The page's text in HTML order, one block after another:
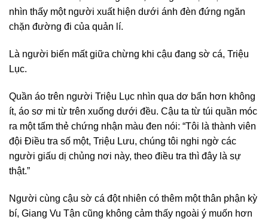
nhìn thấy một người xuất hiện dưới ánh đèn đứng ngăn
chặn đường đi của quản lí.
Là người biến mất giữa chừng khi cậu đang sờ cá, Triệu
Lục.
Quần áo trên người Triệu Lục nhìn qua dơ bẩn hơn không
ít, áo sơ mi từ trên xuống dưới đều. Cậu ta từ túi quần móc
ra một tấm thẻ chứng nhận màu đen nói: “Tôi là thành viên
đội Điều tra số một, Triệu Lưu, chúng tôi nghi ngờ các
người giấu dị chủng nơi này, theo điều tra thì đây là sự
thật.”
Người cùng cậu sờ cá đột nhiên có thêm một thân phận kỳ
bí, Giang Vu Tận cũng không cảm thấy ngoài ý muốn hơn